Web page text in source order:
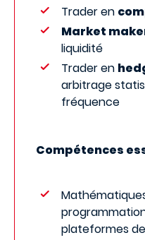
Trader en
Market
liquidité
Trader en
arbitrage
fréquence
Compétences
plateformes